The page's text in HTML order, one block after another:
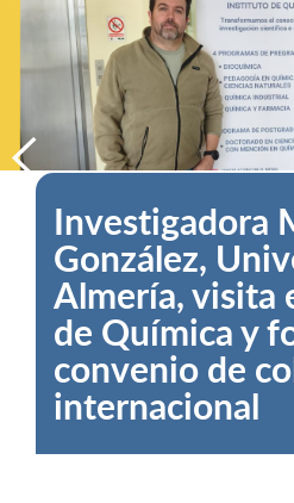
Investigadora
González,
Almería, visita
de Química y
convenio de
internacional
Crónica:
autoevaluación
participativa
Doctorado en
mención en